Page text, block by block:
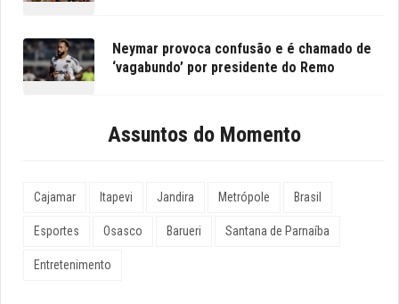
Neymar provoca confusão e é chamado de
‘vagabundo’ por presidente do Remo
Assuntos do Momento
Cajamar Itapevi Jandira Metrópole Brasil
Esportes Osasco Barueri Santana de Parnaíba
Entretenimento